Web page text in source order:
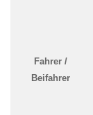
Fahrer /
Beifahrer